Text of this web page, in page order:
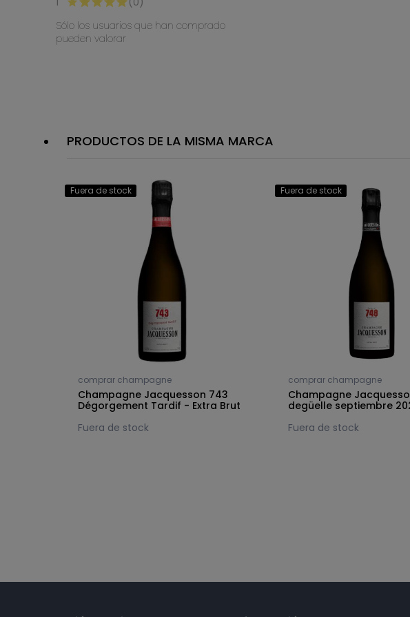
PRODUCTOS DE LA MISMA MARCA
Fuera de stock
comprar champagne
Champagne Jacquesson 743
Dégorgement Tardif - Extra Brut
Fuera de stock
Fuera de stock
comprar champagne
Champagne
degüelle septiembre
Fuera de stock
Sólo los usuarios que han comprado
pueden valorar